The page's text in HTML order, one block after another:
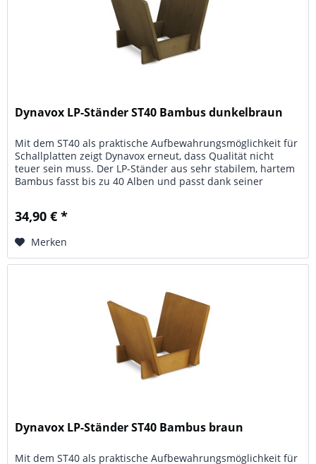
Dynavox LP-Ständer ST40 Bambus dunkelbraun
Mit dem ST40 als praktische Aufbewahrungsmöglichkeit für
Schallplatten zeigt Dynavox erneut, dass Qualität nicht
teuer sein muss. Der LP-Ständer aus sehr stabilem, hartem
Bambus fasst bis zu 40 Alben und passt dank seiner
34,90 € *
Merken
Dynavox LP-Ständer ST40 Bambus braun
Mit dem ST40 als praktische Aufbewahrungsmöglichkeit für